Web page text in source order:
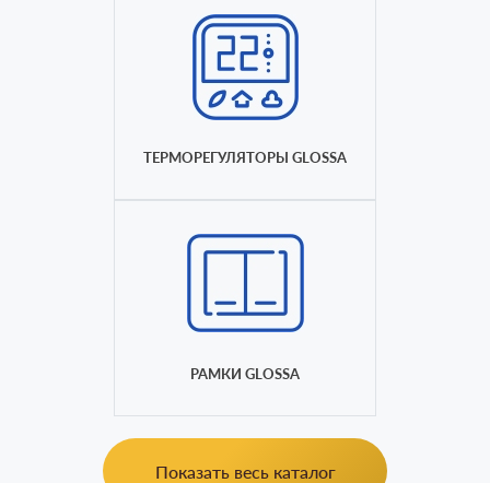
ТЕРМОРЕГУЛЯТОРЫ GLOSSA
РАМКИ GLOSSA
Показать весь каталог